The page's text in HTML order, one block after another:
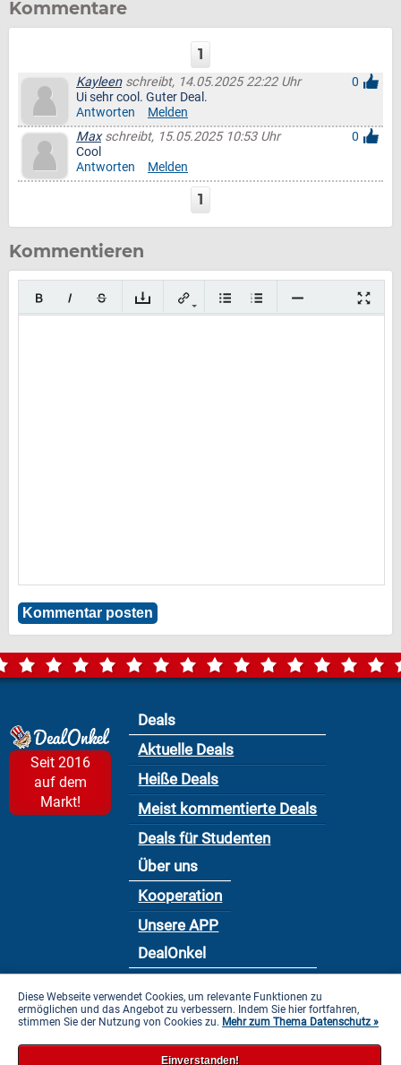
Kommentare
1
Kayleenschreibt, 14.05.2025 22:22 Uhr
0
Ui sehr cool. Guter Deal.
Antworten
Melden
Maxschreibt, 15.05.2025 10:53 Uhr
0
Cool
Antworten
Melden
1
Kommentieren
Seit 2016
auf dem
Markt!
Deals
Aktuelle Deals
Heiße Deals
Meist kommentierte Deals
Deals für Studenten
Über uns
Kooperation
Unsere APP
DealOnkel
Datenschutzbestimmung
Impressum
Diese Webseite verwendet Cookies, um relevante Funktionen zu
ermöglichen und das Angebot zu verbessern. Indem Sie hier fortfahren,
stimmen Sie der Nutzung von Cookies zu. Mehr zum Thema Datenschutz »